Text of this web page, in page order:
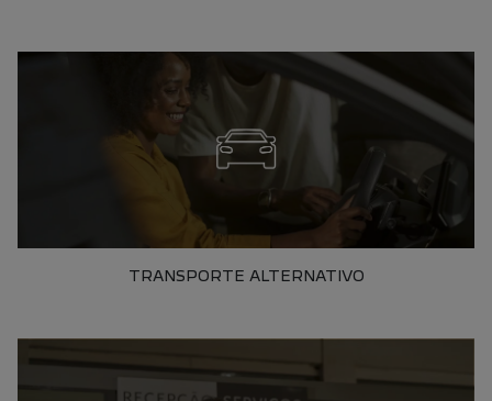
TRANSPORTE ALTERNATIVO